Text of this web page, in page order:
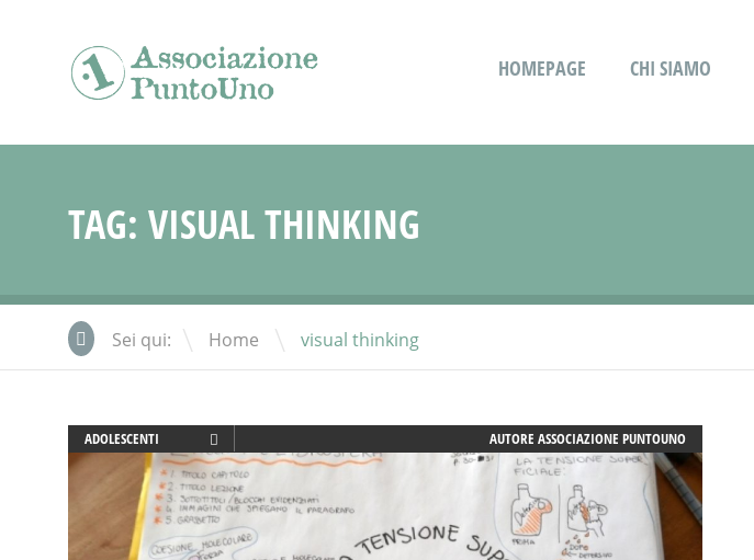
HOMEPAGE CHI SIAMO
TAG: VISUAL THINKING
Sei qui: Home \ visual thinking
ADOLESCENTI
DISLESSIA
AUTOREASSOCIAZIONE PUNTOUNO